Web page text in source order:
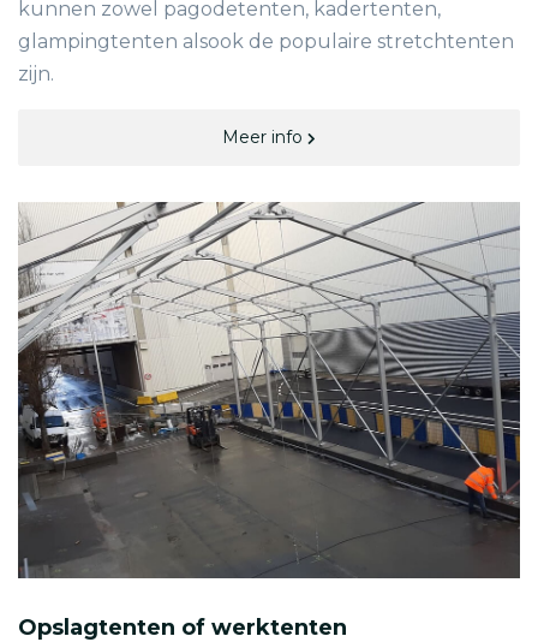
kunnen zowel pagodetenten, kadertenten,
glampingtenten alsook de populaire stretchtenten
zijn.
Meer info
Opslagtenten of werktenten